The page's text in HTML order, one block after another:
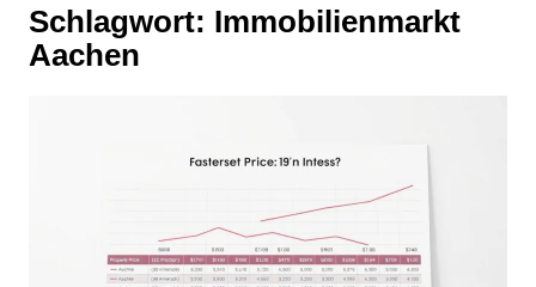
Schlagwort: Immobilienmarkt
Aachen